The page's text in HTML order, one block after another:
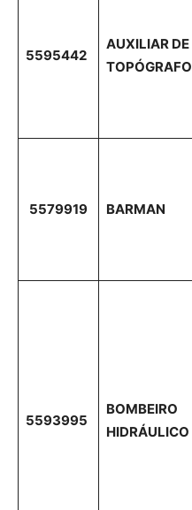
5595442
AUXILIAR DE
TOPÓGRAFO
5579919 BARMAN
5593995
BOMBEIRO
HIDRÁULICO